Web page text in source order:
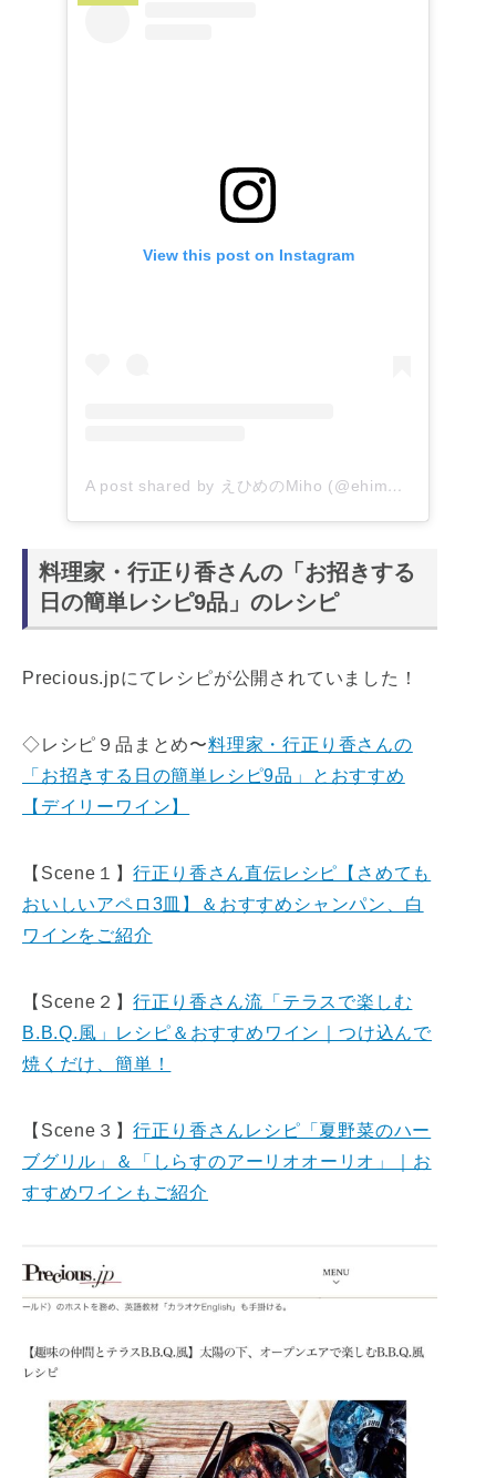
View this post on Instagram
A post shared by えひめのMiho (@ehime_miho)
料理家・行正り香さんの「お招きする
日の簡単レシピ9品」のレシピ
Precious.jpにてレシピが公開されていました！
◇レシピ９品まとめ〜料理家・行正り香さんの
「お招きする日の簡単レシピ9品」とおすすめ
【デイリーワイン】
【Scene１】行正り香さん直伝レシピ【さめても
おいしいアペロ3皿】＆おすすめシャンパン、白
ワインをご紹介
【Scene２】行正り香さん流「テラスで楽しむ
B.B.Q.風」レシピ＆おすすめワイン｜つけ込んで
焼くだけ、簡単！
【Scene３】行正り香さんレシピ「夏野菜のハー
ブグリル」＆「しらすのアーリオオーリオ」｜お
すすめワインもご紹介